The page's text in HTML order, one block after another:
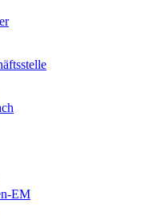
EM